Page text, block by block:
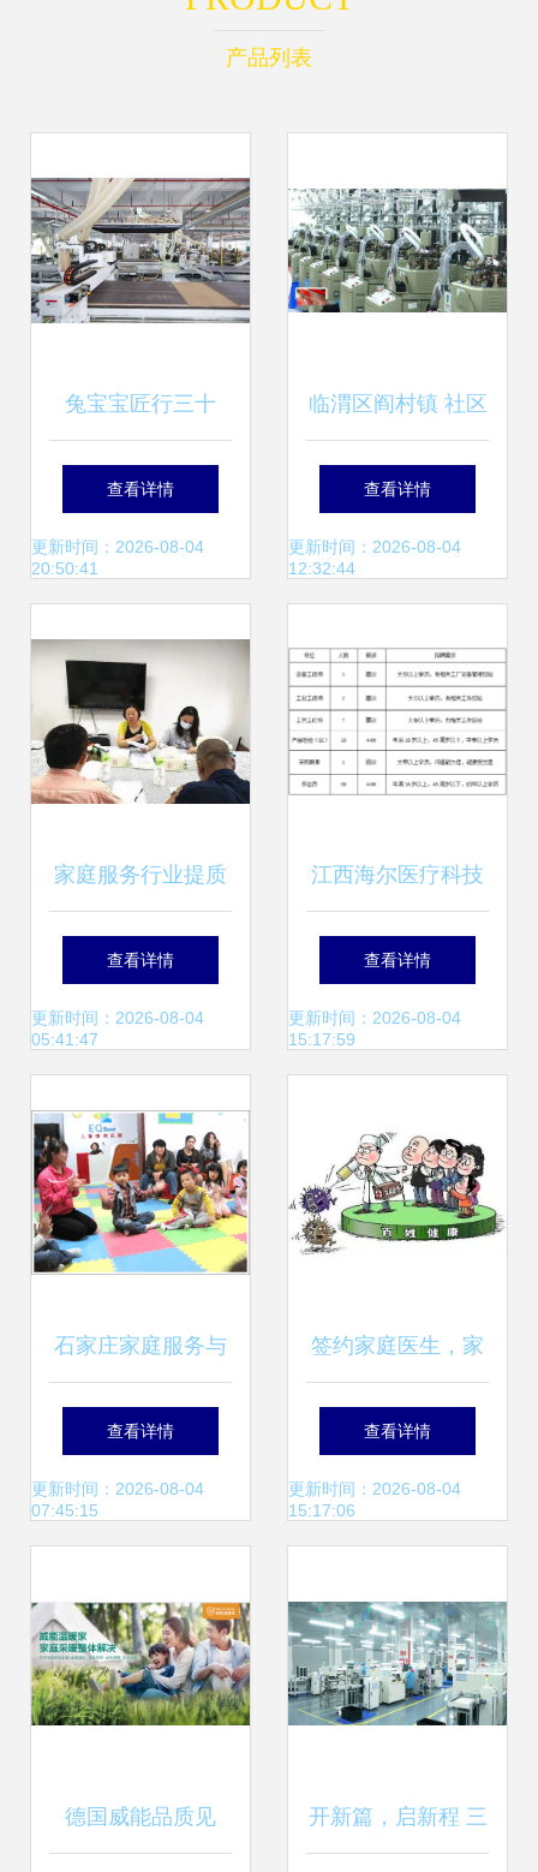
产品列表
兔宝宝匠行三十
载，为家装品质保
驾护航
查看详情
更新时间：2026-08-04
20:50:41
临渭区阎村镇 社区
工厂圆了群众家门
口的就业梦
查看详情
更新时间：2026-08-04
12:32:44
家庭服务行业提质
扩容进行时
查看详情
更新时间：2026-08-04
05:41:47
江西海尔医疗科技
急聘家庭服务岗，
打造专业健康管家
查看详情
更新时间：2026-08-04
15:17:59
石家庄家庭服务与
家政服务的现状与
发展趋势
查看详情
更新时间：2026-08-04
07:45:15
签约家庭医生，家
政服务双助力，共
筑健康园区暖心网
查看详情
更新时间：2026-08-04
15:17:06
德国威能品质见 开新篇，启新程 三